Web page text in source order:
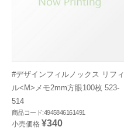
#デザインフィルノックス リフィ
ル<M>メモ2mm方眼100枚 523-
514
商品コード:4945846161491
小売価格 ¥340